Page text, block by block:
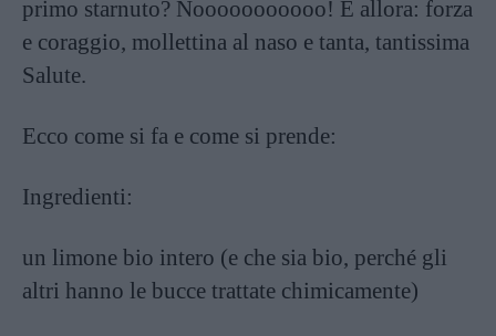
primo starnuto? Nooooooooooo! E allora: forza
e coraggio, mollettina al naso e tanta, tantissima
Salute.
Ecco come si fa e come si prende:
Ingredienti:
un limone bio intero (e che sia bio, perché gli
altri hanno le bucce trattate chimicamente)